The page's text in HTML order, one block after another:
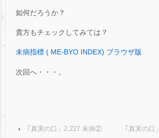
如何だろうか？
貴方もチェックしてみては？
未病指標 ( ME-BYO INDEX) ブラウザ版
次回へ・・・。
‹ ｢真実の口」2,227 未病② ｢真実の